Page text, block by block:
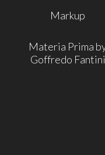
Markup
Materia Prima
Goffredo Fantini